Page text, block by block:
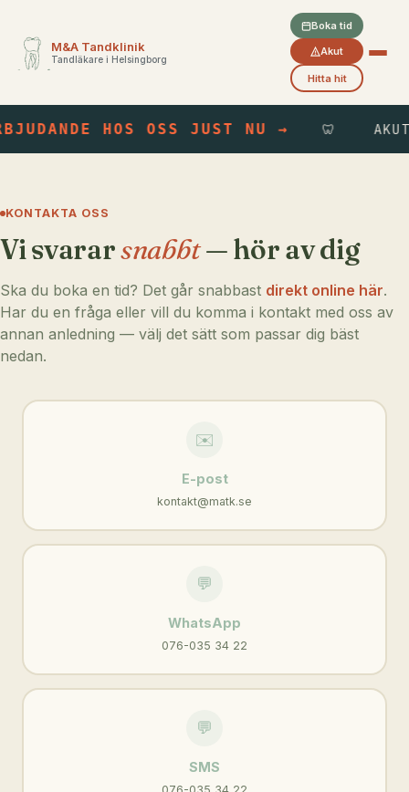
M&A Tandklinik
Tandläkare i Helsingborg
Boka tid
Akut
Hitta hit
HOS OSS JUST NU → 🦷
KONTAKTA OSS
Vi svararsnabbt— hör av dig
Ska du boka en tid? Det går snabbast direkt online här.
Har du en fråga eller vill du komma i kontakt med oss av
annan anledning — välj det sätt som passar dig bäst
nedan.
✉️
E-post
kontakt@matk.se
💬
WhatsApp
076-035 34 22
💬
SMS
076-035 34 22